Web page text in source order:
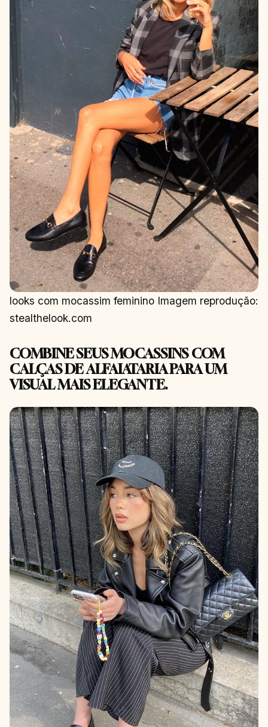
looks com mocassim feminino Imagem reprodução:
stealthelook.com
COMBINE SEUS MOCASSINS COM
CALÇAS DE ALFAIATARIA PARA UM
VISUAL MAIS ELEGANTE.